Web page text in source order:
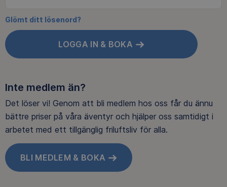
Glömt ditt lösenord?
LOGGA IN & BOKA
Inte medlem än?
Det löser vi! Genom att bli medlem hos oss får du ännu
bättre priser på våra äventyr och hjälper oss samtidigt i
arbetet med ett tillgänglig friluftsliv för alla.
BLI MEDLEM & BOKA